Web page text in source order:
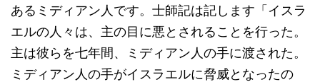
あるミディアン人です。士師記は記します「イスラ
エルの人々は、主の目に悪とされることを行った。
主は彼らを七年間、ミディアン人の手に渡された。
ミディアン人の手がイスラエルに脅威となったの